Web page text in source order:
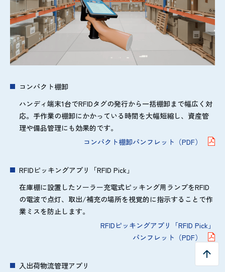
コンパクト棚卸
ハンディ端末1台でRFIDタグの発行から一括棚卸まで幅広く対
応。手作業の棚卸にかかっている時間を大幅短縮し、資産管
理や備品管理にも効果的です。
コンパクト棚卸パンフレット（PDF）
RFIDピッキングアプリ「RFID Pick」
在庫棚に設置したソーラー充電式ピッキング用ランプをRFID
の電波で点灯、取出/補充の場所を視覚的に指示することで作
業ミスを防止します。
RFIDピッキングアプリ「RFID Pick」
パンフレット（PDF）
入出荷物流管理アプリ